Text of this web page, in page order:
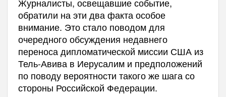
обратили на эти два факта особое
внимание. Это стало поводом для
очередного обсуждения недавнего
переноса дипломатической миссии США из
Тель-Авива в Иерусалим и предположений
по поводу вероятности такого же шага со
стороны Российской Федерации.